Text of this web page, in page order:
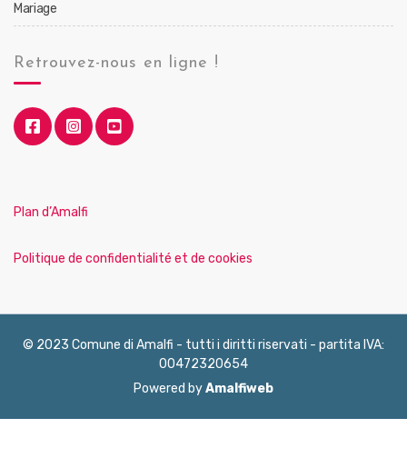
Mariage
Retrouvez-nous en ligne !
Plan d’Amalfi
Politique de confidentialité et de cookies
© 2023 Comune di Amalfi - tutti i diritti riservati - partita IVA:
00472320654
Powered byAmalfiweb